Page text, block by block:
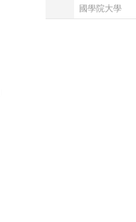
國學院大學